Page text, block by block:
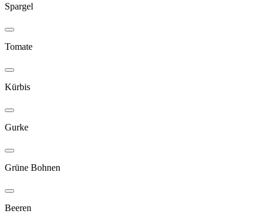
Spargel
Tomate
Kürbis
Gurke
Grüne Bohnen
Beeren